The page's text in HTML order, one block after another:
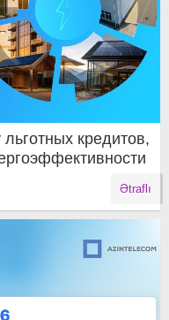
кредитов,
Ətraflı